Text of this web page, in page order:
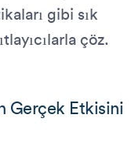
gibi sık
çöz.
Gerçek Etkisini